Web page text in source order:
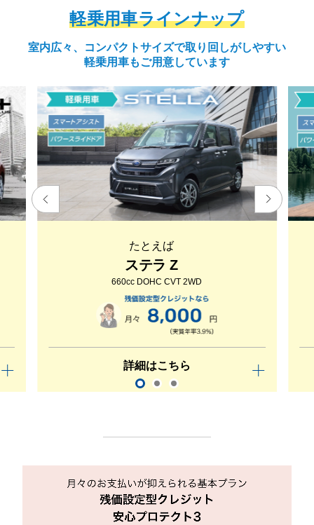
軽乗用車ラインナップ
室内広々、コンパクトサイズで取り回しがしやすい
軽乗用車もご用意しています
たとえば
ステラ Z
660cc DOHC CVT 2WD
詳細はこちら